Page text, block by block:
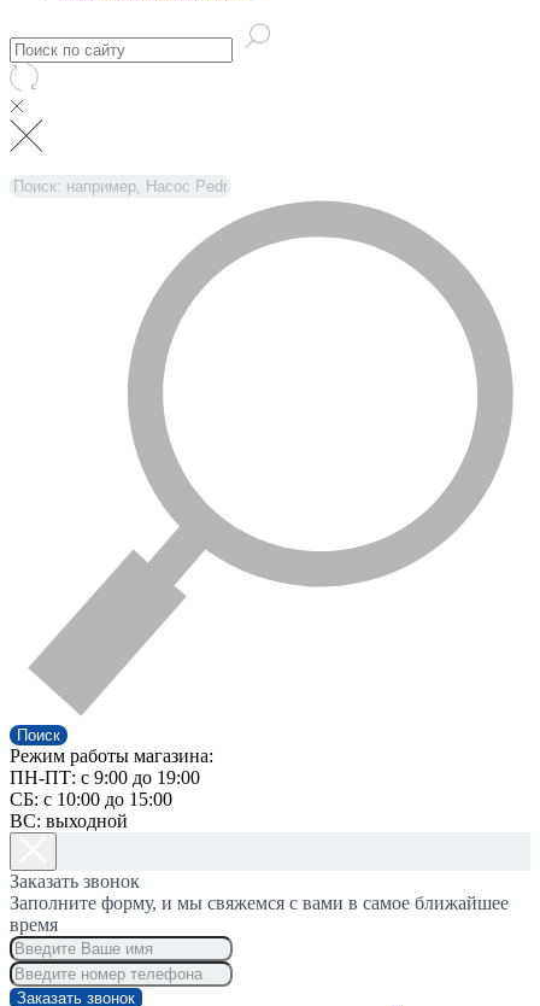
Поиск
Режим работы магазина:
ПН-ПТ: c 9:00 до 19:00
СБ: с 10:00 до 15:00
ВС: выходной
Заказать звонок
Заполните форму, и мы свяжемся с вами в самое ближайшее
время
Заказать звонок